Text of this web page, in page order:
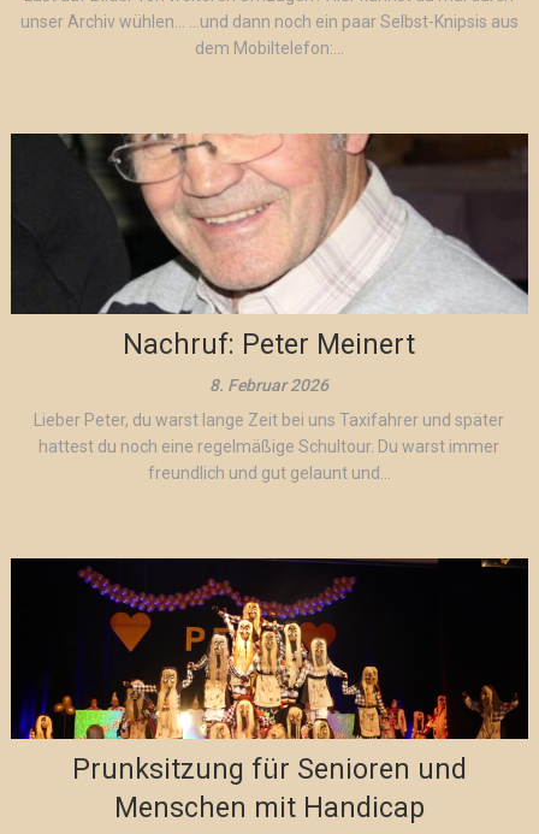
unser Archiv wühlen… …und dann noch ein paar Selbst-Knipsis aus
dem Mobiltelefon:...
Nachruf: Peter Meinert
8. Februar 2026
Lieber Peter, du warst lange Zeit bei uns Taxifahrer und später
hattest du noch eine regelmäßige Schultour. Du warst immer
freundlich und gut gelaunt und...
Prunksitzung für Senioren und
Menschen mit Handicap